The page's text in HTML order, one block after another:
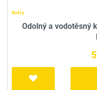
Kufry
Odolný a vodotěsný